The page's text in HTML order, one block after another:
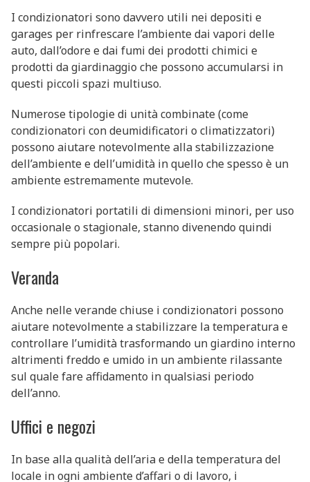
I condizionatori sono davvero utili nei depositi e
garages per rinfrescare l’ambiente dai vapori delle
auto, dall’odore e dai fumi dei prodotti chimici e
prodotti da giardinaggio che possono accumularsi in
questi piccoli spazi multiuso.
Numerose tipologie di unità combinate (come
condizionatori con deumidificatori o climatizzatori)
possono aiutare notevolmente alla stabilizzazione
dell’ambiente e dell’umidità in quello che spesso è un
ambiente estremamente mutevole.
I condizionatori portatili di dimensioni minori, per uso
occasionale o stagionale, stanno divenendo quindi
sempre più popolari.
Veranda
Anche nelle verande chiuse i condizionatori possono
aiutare notevolmente a stabilizzare la temperatura e
controllare l’umidità trasformando un giardino interno
altrimenti freddo e umido in un ambiente rilassante
sul quale fare affidamento in qualsiasi periodo
dell’anno.
Uffici e negozi
In base alla qualità dell’aria e della temperatura del
locale in ogni ambiente d’affari o di lavoro, i